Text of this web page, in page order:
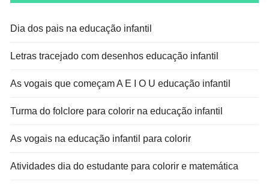
Dia dos pais na educação infantil
Letras tracejado com desenhos educação infantil
As vogais que começam A E I O U educação infantil
Turma do folclore para colorir na educação infantil
As vogais na educação infantil para colorir
Atividades dia do estudante para colorir e matemática